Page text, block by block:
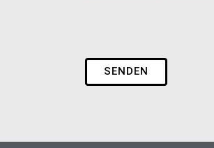
SENDEN